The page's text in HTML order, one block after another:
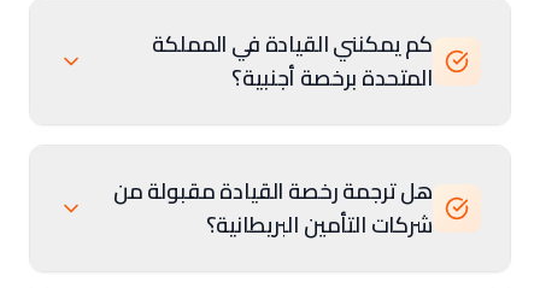
كم يمكنني القيادة في المملكة
المتحدة برخصة أجنبية؟
هل ترجمة رخصة القيادة مقبولة من
شركات التأمين البريطانية؟